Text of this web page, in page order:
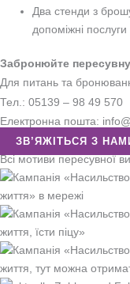
Два стенди з
допоміжні послуги
Забронюйте
Для питань та
Тел.: 05139 – 98 49 570
Електронна пошта:
ЗВ’ЯЖІТЬСЯ З
Всі мотиви пересувної